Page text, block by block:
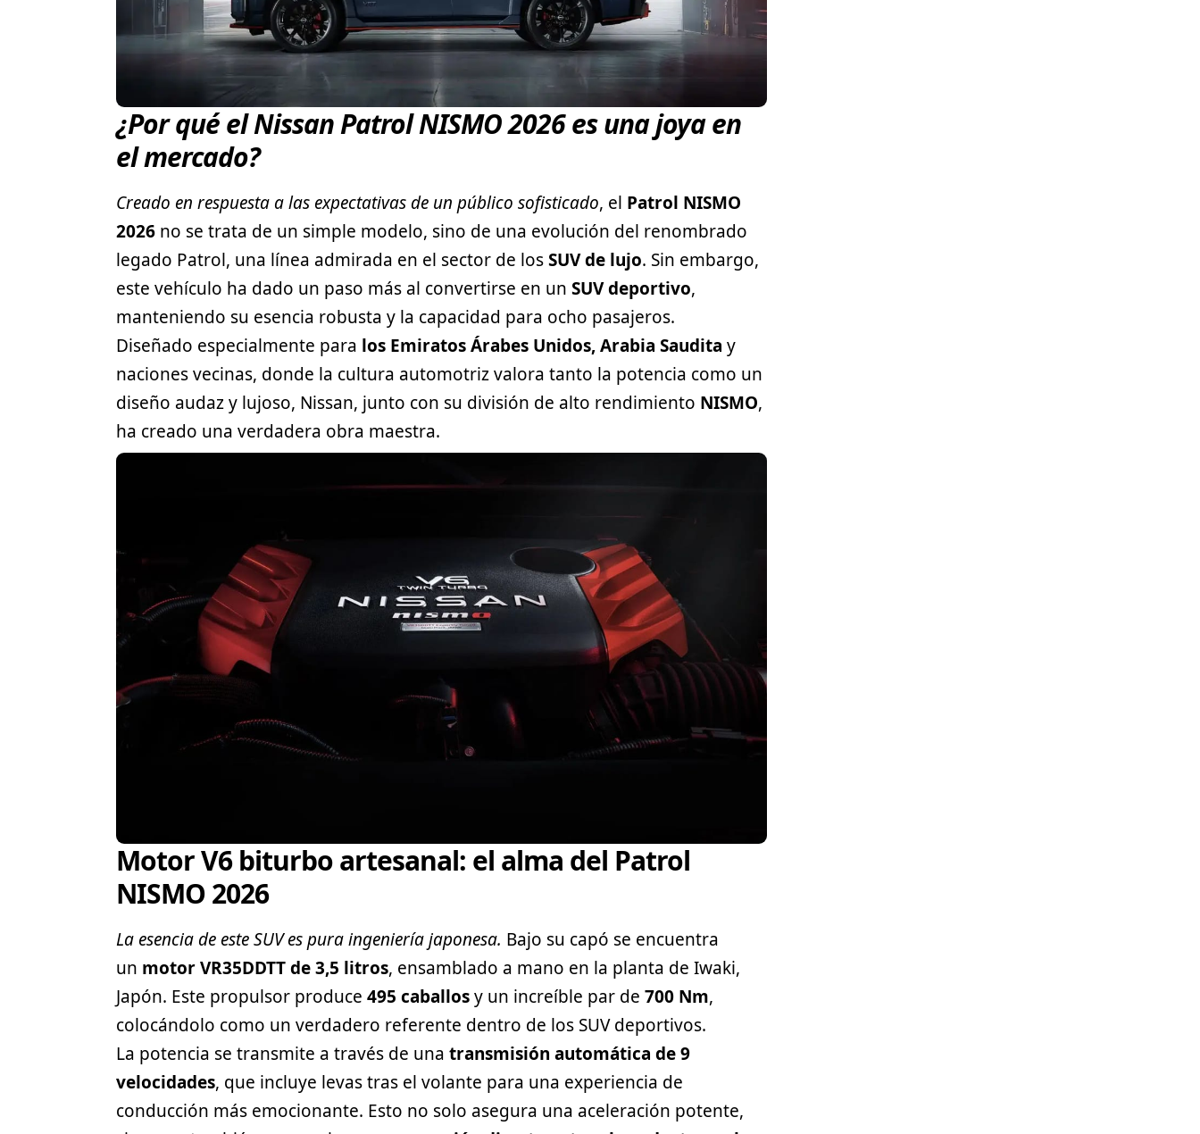
¿Por qué el Nissan Patrol NISMO 2026 es una joya en
el mercado?
Creado en respuesta a las expectativas de un público sofisticado, el Patrol NISMO
2026 no se trata de un simple modelo, sino de una evolución del renombrado
legado Patrol, una línea admirada en el sector de losSUV de lujo. Sin embargo,
este vehículo ha dado un paso más al convertirse en un SUV deportivo,
manteniendo su esencia robusta y la capacidad para ocho pasajeros.
Diseñado especialmente para los Emiratos Árabes Unidos, Arabia Saudita y
naciones vecinas, donde la cultura automotriz valora tanto la potencia como un
diseño audaz y lujoso, Nissan, junto con su división de alto rendimiento NISMO,
ha creado una verdadera obra maestra.
Motor V6 biturbo artesanal: el alma del Patrol
NISMO 2026
La esencia de este SUV es pura ingeniería japonesa. Bajo su capó se encuentra
un motor VR35DDTT de 3,5 litros, ensamblado a mano en la planta de Iwaki,
Japón. Este propulsor produce 495 caballosy un increíble par de 700 Nm,
colocándolo como un verdadero referente dentro de los SUVdeportivos.
La potencia se transmite a través de una transmisión automática de 9
velocidades, que incluye levas tras el volante para una experiencia de
conducción más emocionante. Esto no solo asegura una aceleración potente,